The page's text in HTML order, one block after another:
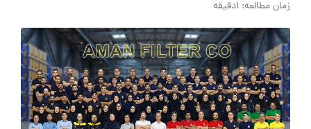
زمان مطالعه: 1دقیقه